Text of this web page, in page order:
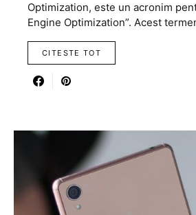
Optimization, este un acronim
Engine Optimization”. Acest
CITESTE TOT